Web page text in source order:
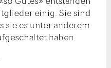
einig. Sie sind
sie es unter anderem
haben.